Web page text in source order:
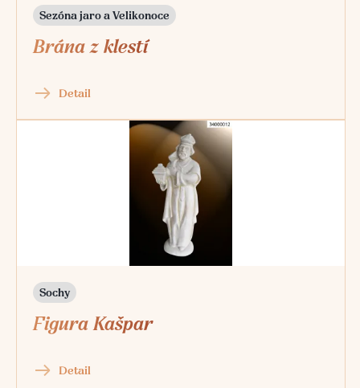
Sezóna jaro a Velikonoce
Brána z klestí
Detail
Sochy
Figura Kašpar
Detail